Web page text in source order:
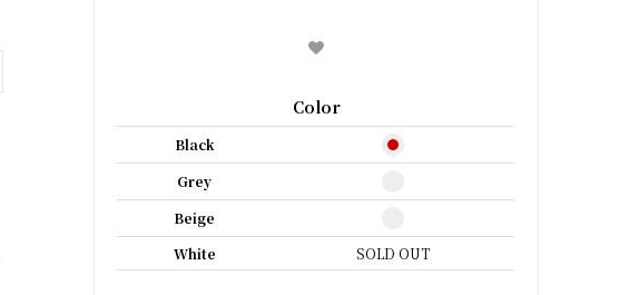
Color
Black
Grey
Beige
White
SOLD OUT